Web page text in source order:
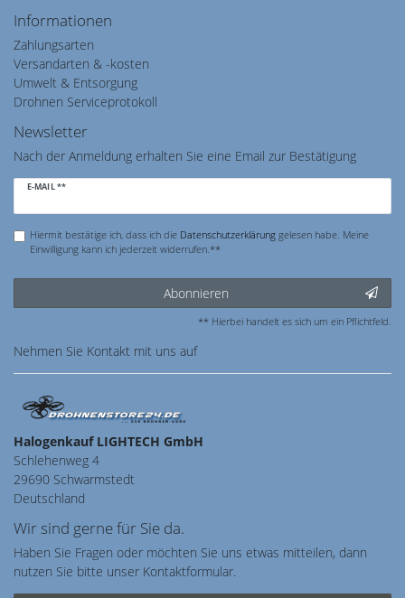
Informationen
Zahlungsarten
Versandarten & -kosten
Umwelt & Entsorgung
Drohnen Serviceprotokoll
Newsletter
Nach der Anmeldung erhalten Sie eine Email zur Bestätigung
E-MAIL **
Newsletter
Hiermit bestätige ich, dass ich die Daten­schutz­erklärunggelesen habe. Meine
Einwilligung kann ich jederzeit widerrufen.**
Abonnieren
** Hierbei handelt es sich um ein Pflichtfeld.
Nehmen Sie Kontakt mit uns auf
Halogenkauf LIGHTECH GmbH
Schlehenweg 4
29690 Schwarmstedt
Deutschland
Wir sind gerne für Sie da.
Haben Sie Fragen oder möchten Sie uns etwas mitteilen, dann
nutzen Sie bitte unser Kontaktformular.